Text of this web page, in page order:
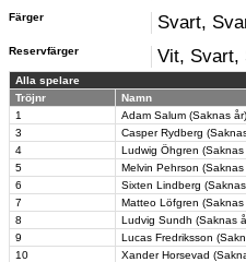
Färger Svart,
Reservfärger Vit, Svart,
Alla spelare
Tröjnr
Namn
1
Adam Salum (Saknas år)
3
Casper Rydberg
4
Ludwig Öhgren (Saknas
5
Melvin Pehrson (Saknas
6
Sixten Lindberg
7
Matteo Löfgren (Saknas
8
Ludvig Sundh (Saknas
9
Lucas Fredriksson
10
Xander Horsevad